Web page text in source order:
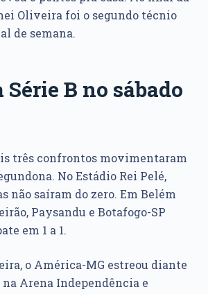
Oliveira foi o segundo técnio
de semana.
Série B no sábado
três confrontos movimentaram
No Estádio Rei Pelé,
não saíram do zero. Em Belém
Paysandu e Botafogo-SP
em 1 a 1.
o América-MG estreou diante
na Arena Independência e